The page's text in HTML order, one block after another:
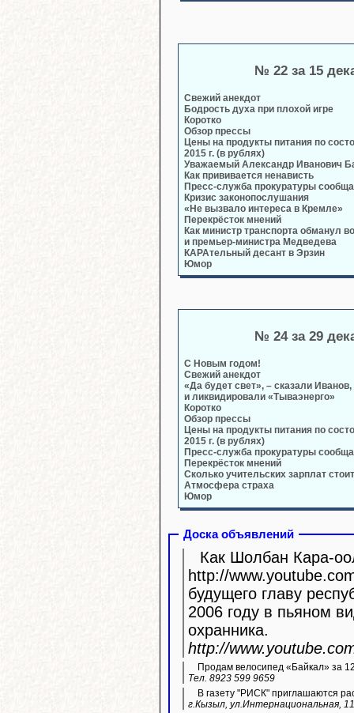
№ 22 за 15
Свежий анекдот
Бодрость духа при плохой игре
Коротко
Обзор прессы
Цены на продукты питания по
2015 г. (в рублях)
Уважаемый Александр Иванович
Как прививается ненависть
Пресс-служба прокуратуры
Кризис законопослушания
«Не вызвало интереса в Кремле»
Перекрёсток мнений
Как министр транспорта обманул
и премьер-министра Медведева
КАРАтельный десант в Эрзин
Юмор
№ 24 за 29
C Новым годом!
Свежий анекдот
«Да будет свет», – сказали
и ликвидировали «Тываэнерго»
Коротко
Обзор прессы
Цены на продукты питания по
2015 г. (в рублях)
Пресс-служба прокуратуры
Перекрёсток мнений
Сколько учительских зарплат
Атмосфера страха
Юмор
Доска объявлений
Как Шолбан Кара-
http://www.youtube.com/
будущего главу
2006 году в пьяном
охранника.
http://
Продам велосипед «Байкал» за
Тел. 8923 599 9659
В газету "РИСК" приглашаются
г.Кызыл, ул.Интернациональная,